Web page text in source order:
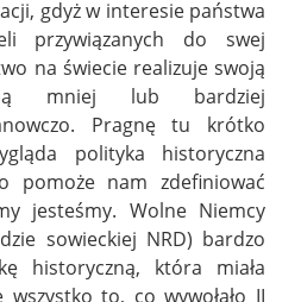
gdyż w interesie państwa
przywiązanych do swej
na świecie realizuje swoją
mniej lub bardziej
Pragnę tu krótko
polityka historyczna
pomoże nam zdefiniować
jesteśmy. Wolne Niemcy
sowieckiej NRD) bardzo
historyczną, która miała
to, co wywołało II